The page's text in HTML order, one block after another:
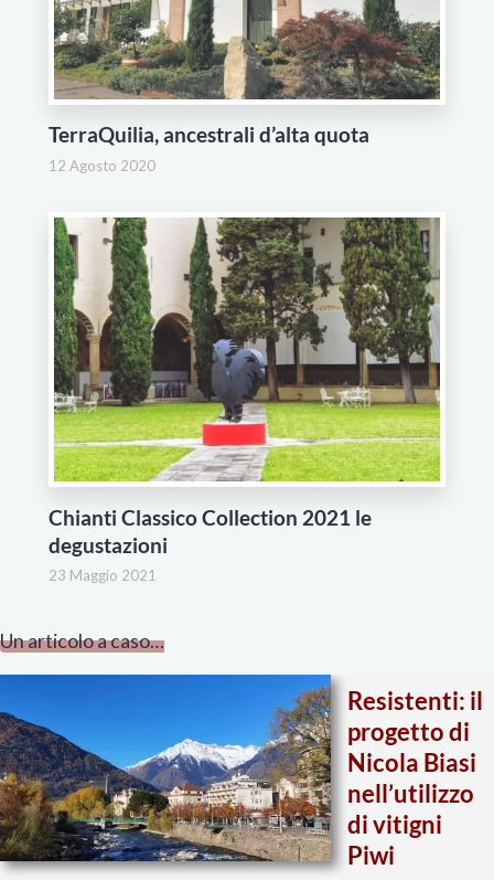
TerraQuilia, ancestrali d’alta quota
12 Agosto 2020
Chianti Classico Collection 2021 le
degustazioni
23 Maggio 2021
Un articolo a caso…
Resistenti: il
progetto di
Nicola Biasi
nell’utilizzo
di vitigni
Piwi